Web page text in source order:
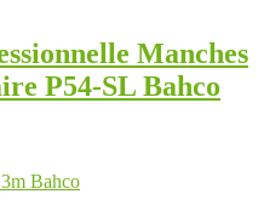
Manches
P54-SL Bahco